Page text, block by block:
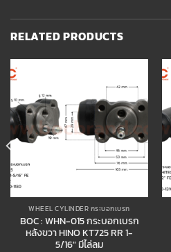
RELATED PRODUCTS
wishlist
WHEEL CYLINDER กระบอกเบรก
BOC : WHN-015 กระบอกเบรก
หลังขวา HINO KT725 RR 1-
5/16″ มีไล่ลม